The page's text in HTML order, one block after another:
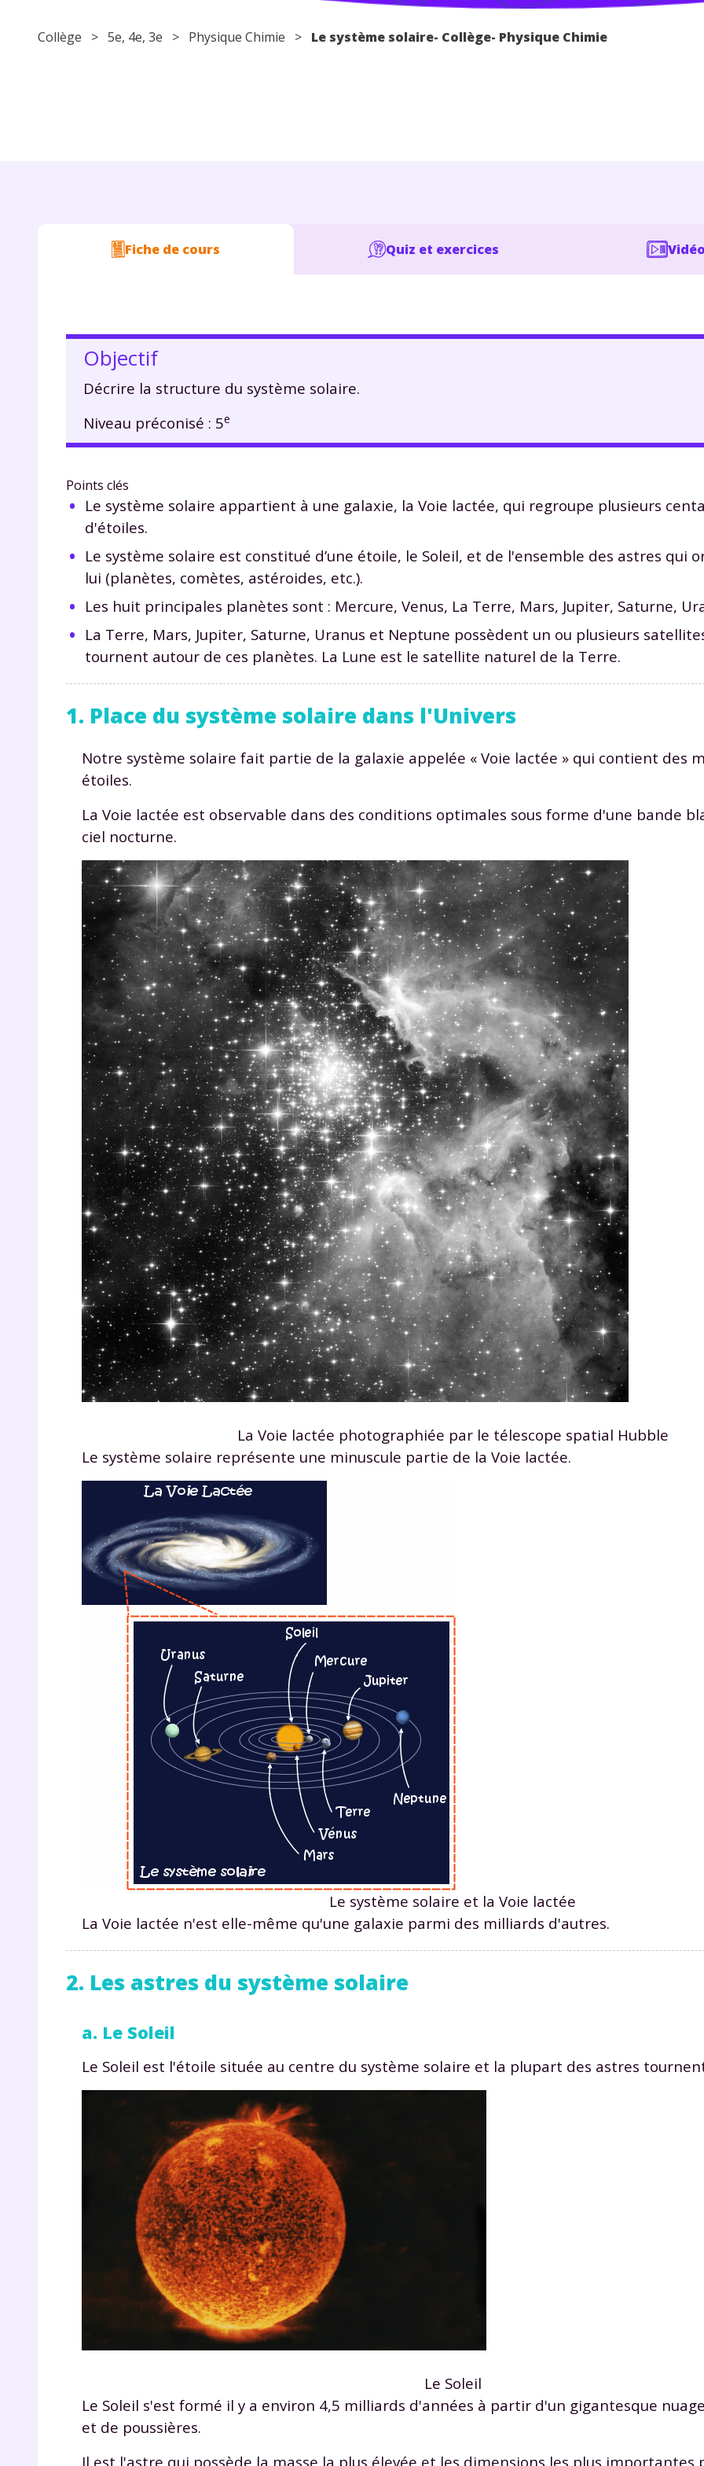
Collège > 5e, 4e, 3e > Physique Chimie > Le système solaire- Collège- Physique Chimie
Fiche de cours Quiz et exercices
Objectif
Décrire la structure du système solaire.
Niveau préconisé : 5e
Points clés
Le système solaire appartient à une galaxie, la Voie lactée, qui regroupe plusieurs
d'étoiles.
Le système solaire est constitué d’une étoile, le Soleil, et de l'ensemble des astres qui
lui (planètes, comètes, astéroides, etc.).
Les huit principales planètes sont : Mercure, Venus, La Terre, Mars, Jupiter, Saturne,
La Terre, Mars, Jupiter, Saturne, Uranus et Neptune possèdent un ou plusieurs
tournent autour de ces planètes. La Lune est le satellite naturel de la Terre.
1. Place du système solaire dans l'Univers
Notre système solaire fait partie de la galaxie appelée « Voie lactée » qui contient des
étoiles.
La Voie lactée est observable dans des conditions optimales sous forme d'une bande
ciel nocturne.
La Voie lactée photographiée par le télescope spatial Hubble
Le système solaire représente une minuscule partie de la Voie lactée.
Le système solaire et la Voie lactée
La Voie lactée n'est elle-même qu'une galaxie parmi des milliards d'autres.
2. Les astres du système solaire
a. Le Soleil
Le Soleil est l'étoile située au centre du système solaire et la plupart des astres
Le Soleil
Le Soleil s'est formé il y a environ 4,5 milliards d'années à partir d'un gigantesque
et de poussières.
Il est l'astre qui possède la masse la plus élevée et les dimensions les plus importantes
Envie de progresser et de
réussir votre année scolaire ?
Testez gratuitement pendant 24h
notre plateforme de soutien
Fiches de cours et vidéos ,
exercices corrigés,
Unespace dédié aux
parentspour suivre les
Tout le programme
du CP à la Terminale
disponibles à la
par tchat, audio ou
pendant 24h. Pour en savoir plus sur la gestion de vos données personnelles et pour
vos droits, vous pouvez consulter
J’accepte de recevoir les actualités et des communications de
part de myMaxicours.
Votre adresse e-mail sera exclusivement utilisée pour vous envoyer notre
newsletter. Vous pourrez vous désinscrire à tout moment, à travers le lien de
désinscription présent dans chaque newsletter. Pour en savoir plus sur la
de vos données personnelles et pour exercer vos droits, vous pouvez
notre charte